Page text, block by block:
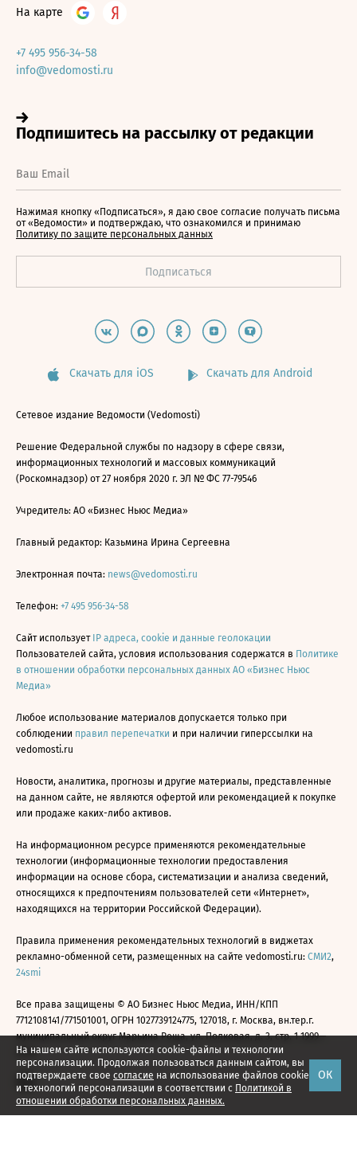
На нашем сайте используются cookie-файлы и технологии
персонализации. Продолжая пользоваться данным сайтом, вы
подтверждаете свое согласие на использование файлов cookie
и технологий персонализации в соответствии с Политикой в
отношении обработки персональных данных.
ОК
На карте
+7 495 956-34-58
info@vedomosti.ru
Нажимая кнопку «Подписаться», я даю свое согласие получать письма
от «Ведомости» и подтверждаю, что ознакомился и принимаю
Политику по защите персональных данных
Скачать для iOS Скачать для Android
Сетевое издание Ведомости (Vedomosti)
Решение Федеральной службы по надзору в сфере связи,
информационных технологий и массовых коммуникаций
(Роскомнадзор) от 27 ноября 2020 г. ЭЛ № ФС 77-79546
Учредитель: АО «Бизнес Ньюс Медиа»
Главный редактор: Казьмина Ирина Сергеевна
Электронная почта: news@vedomosti.ru
Телефон: +7 495 956-34-58
Сайт использует IP адреса, cookie и данные геолокации
Пользователей сайта, условия использования содержатся в Политике
в отношении обработки персональных данных АО «Бизнес Ньюс
Медиа»
Любое использование материалов допускается только при
соблюдении правил перепечатки и при наличии гиперссылки на
vedomosti.ru
Новости, аналитика, прогнозы и другие материалы, представленные
на данном сайте, не являются офертой или рекомендацией к покупке
или продаже каких-либо активов.
На информационном ресурсе применяются рекомендательные
технологии (информационные технологии предоставления
информации на основе сбора, систематизации и анализа сведений,
относящихся к предпочтениям пользователей сети «Интернет»,
находящихся на территории Российской Федерации).
Правила применения рекомендательных технологий в виджетах
рекламно-обменной сети, размещенных на сайте vedomosti.ru: СМИ2,
24smi
Все права защищены © АО Бизнес Ньюс Медиа, ИНН/КПП
7712108141/771501001, ОГРН 1027739124775, 127018, г. Москва, вн.тер.г.
муниципальный округ Марьина Роща, ул. Полковая, д. 3, стр. 1 1999—
2026